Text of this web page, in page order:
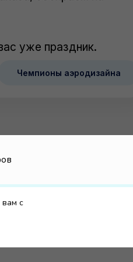
с
уже праздник.
Чемпионы аэродизайна